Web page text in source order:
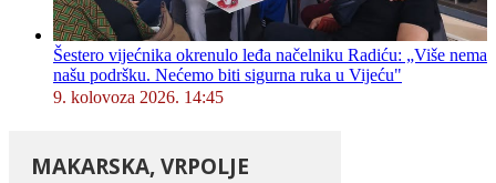
Šestero vijećnika okrenulo leđa načelniku Radiću: „Više nema
našu podršku. Nećemo biti sigurna ruka u Vijeću"
9. kolovoza 2026. 14:45